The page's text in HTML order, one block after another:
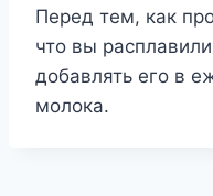
Перед тем, как
что вы
добавлять его в
молока.